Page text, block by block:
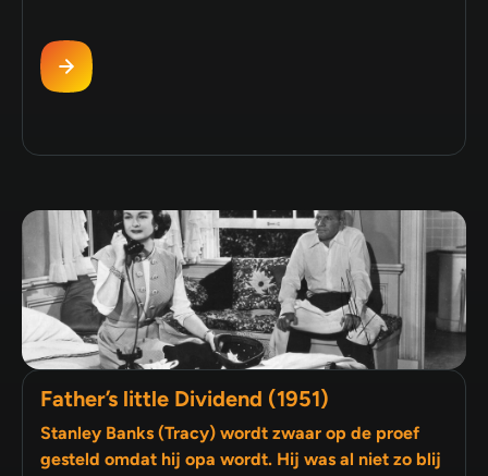
Father’s little Dividend (1951)
Stanley Banks (Tracy) wordt zwaar op de proef
gesteld omdat hij opa wordt. Hij was al niet zo blij